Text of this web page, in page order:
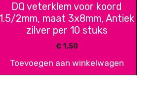
DQ veterklem voor koord
2mm, maat 3x8mm, Antiek
zilver per 10 stuks
€1,50
Toevoegen aan winkelwagen